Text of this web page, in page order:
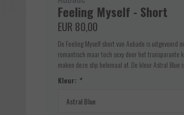
Feeling Myself - Short
EUR 80,00
De Feeling Myself short van Aubade is uitgevoerd
romantisch maar toch sexy door het
maken deze slip helemaal af. De kleur Astral Blue
Kleur: *